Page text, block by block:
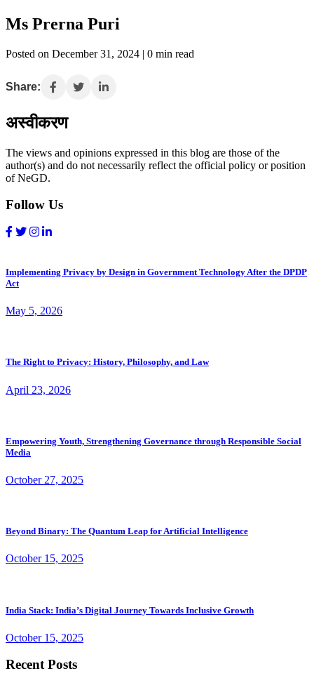
Ms Prerna Puri
Posted on December 31, 2024 | 0 min read
Share:
अस्वीकरण
The views and opinions expressed in this blog are those of the
author(s) and do not necessarily reflect the official policy or position
of NeGD.
Follow Us
Implementing Privacy by Design in Government Technology After the DPDP
Act
May 5, 2026
The Right to Privacy: History, Philosophy, and Law
April 23, 2026
Empowering Youth, Strengthening Governance through Responsible Social
Media
October 27, 2025
Beyond Binary: The Quantum Leap for Artificial Intelligence
October 15, 2025
India Stack: India’s Digital Journey Towards Inclusive Growth
October 15, 2025
Recent Posts